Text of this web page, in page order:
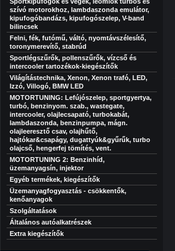
szívó motorokhoz, lambdaszonda emulátor,
kipufogóbandázs, kipufogószelep, V-band
bilincsek
Felni, fék, futómű, váltó, nyomtávszélesítő,
toronymerevítő, stabrúd
Sportlégszűrők, pollenszűrők, vízcső és
intercooler tartozékok-kiegészítők
Világítástechnika, Xenon, Xenon trafó, LED,
Izzó, Villogó, BMW LED
MOTORTUNING: Lefújószelep, sportgyertya,
turbó, benzinyom. szab., wastegate,
intercooler, olajlecsapató, turbokabát,
lambdaszonda, benzinpumpa, mágn.
olajleeresztő csav, olajhűtő,
hajtókar&csapágy, dugattyúk&gyűrűk, turbo
olajcső, hengerfej tömítés, vent.
MOTORTUNING 2: Benzinhíd,
üzemanyagsín, injektor
Egyéb termékek, kiegészítők
Üzemanyagfogyasztás - csökkentők,
kenőanyagok
Szolgáltatások
Általános autóalkatrészek
Extra kiegészítők